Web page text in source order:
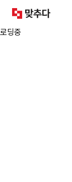
로딩중